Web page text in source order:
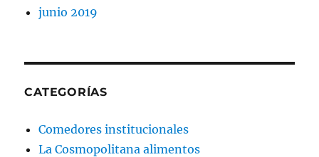
junio 2019
CATEGORÍAS
Comedores institucionales
La Cosmopolitana alimentos